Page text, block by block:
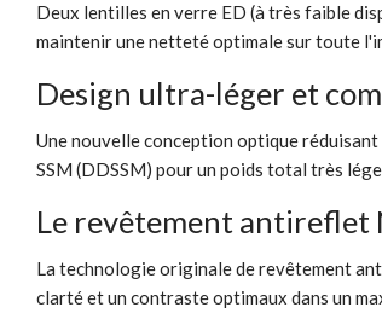
Deux lentilles en verre ED (à très faible
maintenir une netteté optimale sur toute
Design ultra-léger et
Une nouvelle conception optique
SSM (DDSSM) pour un poids total très
Le revêtement antireflet
La technologie originale de revêtement
clarté et un contraste optimaux dans un